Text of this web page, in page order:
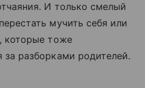
И только смелый
мучить себя или
которые тоже
за разборками родителей.